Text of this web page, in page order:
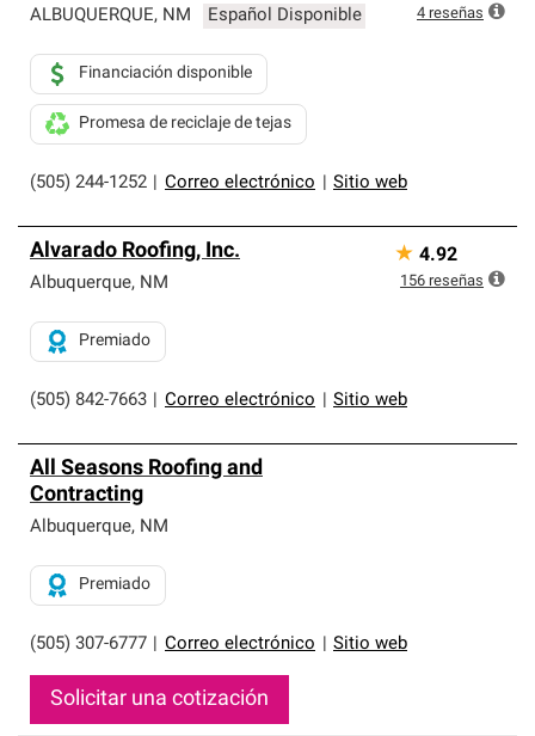
ALBUQUERQUE, NM Español Disponible
(505) 244-1252 Correo electrónico Sitio web
Financiación disponible
Promesa de reciclaje de tejas
4 reseñas
Alvarado Roofing, Inc.
Albuquerque, NM
(505) 842-7663 Correo electrónico Sitio web
Premiado
★ 4.92
156 reseñas
All Seasons Roofing and
Contracting
Albuquerque, NM
(505) 307-6777 Correo electrónico Sitio web
Premiado
Solicitar una cotización